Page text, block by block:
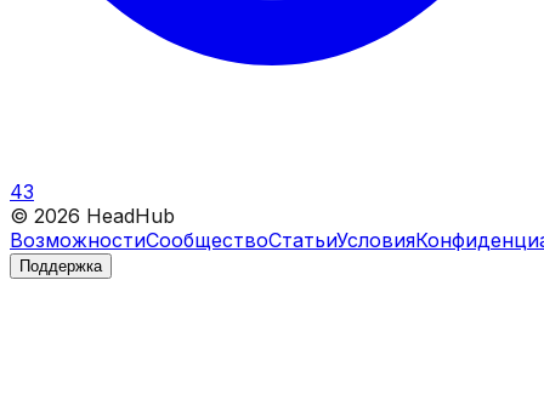
43
© 2026 HeadHub
ВозможностиСообществоСтатьиУсловия
Поддержка